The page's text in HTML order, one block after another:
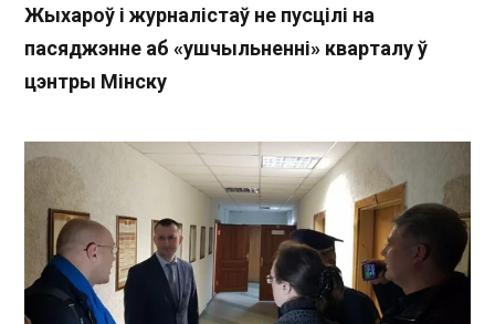
Жыхароў і журналістаў не пусцілі на
пасяджэнне аб «ушчыльненні» кварталу ў
цэнтры Мінску